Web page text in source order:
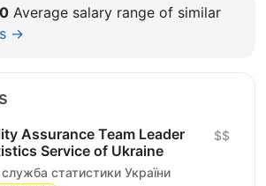
Average salary range of similar
→
Assurance Team Leader
Service of Ukraine
статистики України
$$